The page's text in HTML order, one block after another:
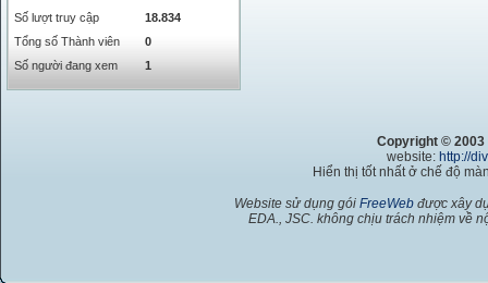
RMB
3272
RUB
Số lượt truy cập
18.834
Tổng số Thành viên
0
Số người đang xem
1
Copyright © 2003
website: http://
Hiển thị tốt nhất ở chế độ
Website sử dụng gói FreeWeb được xây
EDA., JSC. không chịu trách nhiệm về